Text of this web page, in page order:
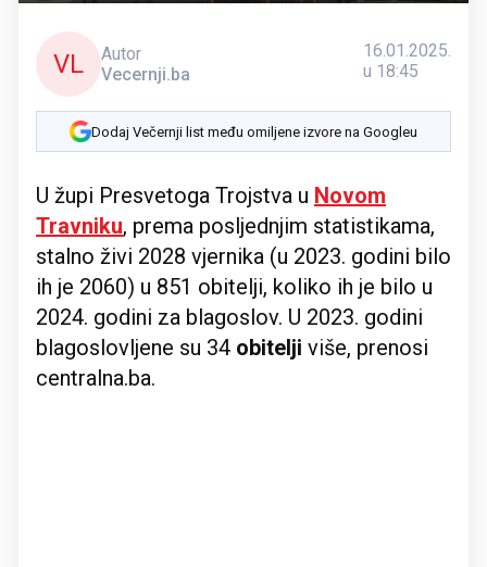
VL
Autor
Vecernji.ba
16.01.2025.
u 18:45
Dodaj Večernji list među omiljene izvore na Googleu
U župi Presvetoga Trojstva u Novom
Travniku, prema posljednjim statistikama,
stalno živi 2028 vjernika (u 2023. godini bilo
ih je 2060) u 851 obitelji, koliko ih je bilo u
2024. godini za blagoslov. U 2023. godini
blagoslovljene su 34 obitelji više, prenosi
centralna.ba.